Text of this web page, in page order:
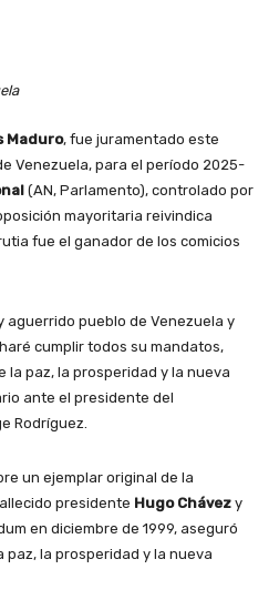
Maduro, fue juramentado este
Venezuela, para el período 2025-
(AN, Parlamento), controlado por
mayoritaria reivindica
fue el ganador de los comicios
aguerrido pueblo de Venezuela y
cumplir todos su mandatos,
la paz, la prosperidad y la nueva
ante el presidente del
Rodríguez.
un ejemplar original de la
presidente Hugo Chávez y
en diciembre de 1999, aseguró
paz, la prosperidad y la nueva